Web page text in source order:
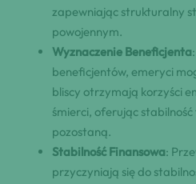
zapewniając strukturalny
powojennym.
Wyznaczenie Beneficjenta
beneficjentów, emeryci
bliscy otrzymają korzyści
śmierci, oferując
pozostaną.
Stabilność Finansowa:
przyczyniają się do